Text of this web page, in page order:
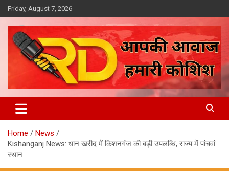
Skip
to
content
Friday, August 7, 2026
Reporter Diaries
Home
News
Kishanganj News: धान खरीद में किशनगंज की बड़ी उपलब्धि, राज्य में पांचवां
स्थान